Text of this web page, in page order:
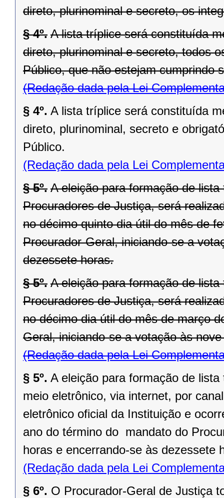
direto, plurinominal e secreto, os
§ 4º. A lista tríplice será constituída
direto, plurinominal e secreto, todos
Público, que não estejam cumprindo
(Redação dada pela Lei
§ 4º. A lista tríplice será constituída
direto, plurinominal, secreto e
Público.
(Redação dada pela Lei
§ 5º. A eleição para formação de
Procuradores de Justiça, será
no décimo quinto dia útil do mês de
Procurador-Geral, iniciando-se a
dezessete horas.
§ 5º. A eleição para formação de
Procuradores de Justiça, será
no décimo dia útil do mês de março
Geral, iniciando-se a votação às
(Redação dada pela Lei
§ 5º. A eleição para formação de
meio eletrônico, via internet, por
eletrônico oficial da Instituição e
ano do término do mandato do
horas e encerrando-se às dezessete
(Redação dada pela Lei
§ 6º. O Procurador-Geral de Justiça